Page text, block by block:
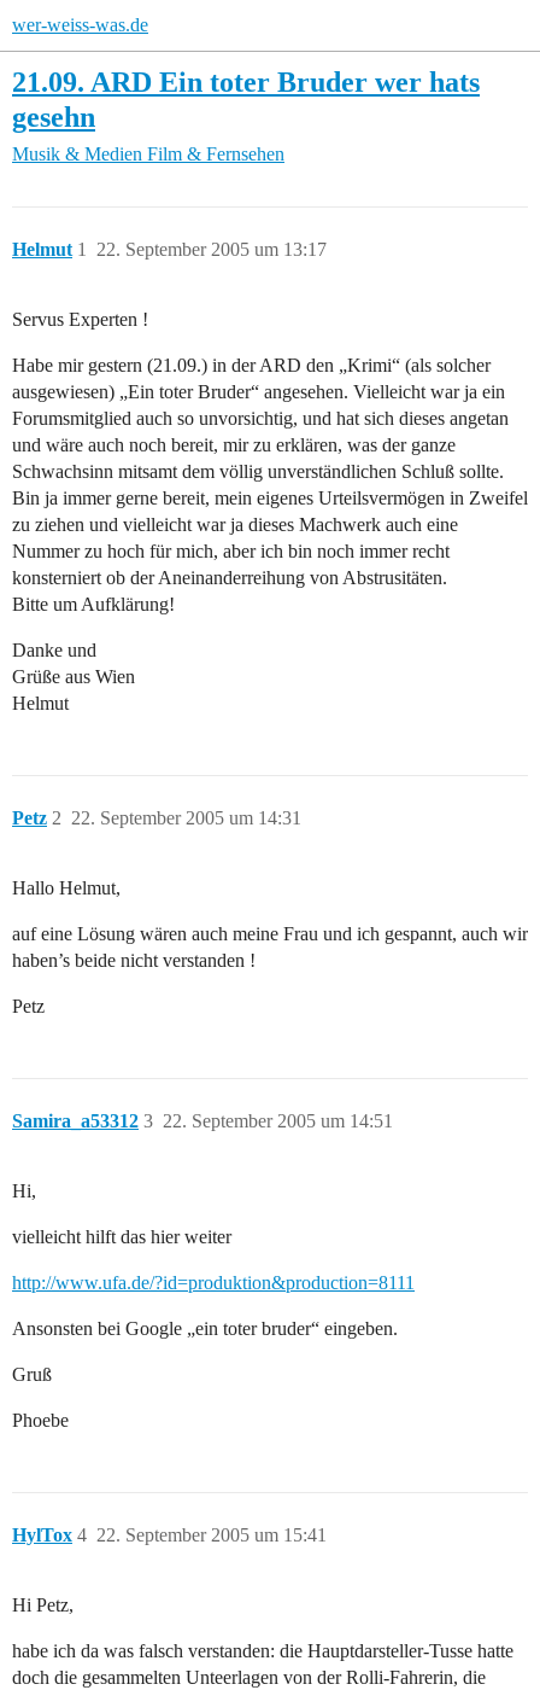
wer-weiss-was.de
21.09. ARD Ein toter Bruder wer hats
gesehn
Musik & Medien Film & Fernsehen
Helmut 22. September 2005 um 13:17
1
Servus Experten !
Habe mir gestern (21.09.) in der ARD den „Krimi“ (als solcher
ausgewiesen) „Ein toter Bruder“ angesehen. Vielleicht war ja ein
Forumsmitglied auch so unvorsichtig, und hat sich dieses angetan
und wäre auch noch bereit, mir zu erklären, was der ganze
Schwachsinn mitsamt dem völlig unverständlichen Schluß sollte.
Bin ja immer gerne bereit, mein eigenes Urteilsvermögen in Zweifel
zu ziehen und vielleicht war ja dieses Machwerk auch eine
Nummer zu hoch für mich, aber ich bin noch immer recht
konsterniert ob der Aneinanderreihung von Abstrusitäten.
Bitte um Aufklärung!
Danke und
Grüße aus Wien
Helmut
Petz 22. September 2005 um 14:31
2
Hallo Helmut,
auf eine Lösung wären auch meine Frau und ich gespannt, auch wir
haben’s beide nicht verstanden !
Petz
Samira_a53312 22. September 2005 um 14:51
3
Hi,
vielleicht hilft das hier weiter
http://www.ufa.de/?id=produktion&production=8111
Ansonsten bei Google „ein toter bruder“ eingeben.
Gruß
Phoebe
HylTox 22. September 2005 um 15:41
4
Hi Petz,
habe ich da was falsch verstanden: die Hauptdarsteller-Tusse hatte
doch die gesammelten Unteerlagen von der Rolli-Fahrerin, die